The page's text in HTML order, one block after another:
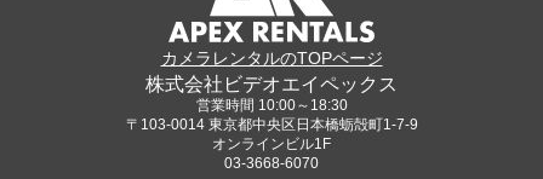
カメラレンタルのTOPページ
株式会社ビデオエイペックス
営業時間 10:00～18:30
〒103-0014 東京都中央区日本橋蛎殻町1-7-9
オンラインビル1F
03-3668-6070